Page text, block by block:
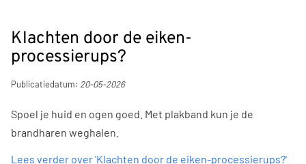
Klachten door de eiken-
processierups?
Publicatiedatum: 20-05-2026
Spoel je huid en ogen goed. Met plakband kun je de
brandharen weghalen.
Lees verder over 'Klachten door de eiken-processierups?'